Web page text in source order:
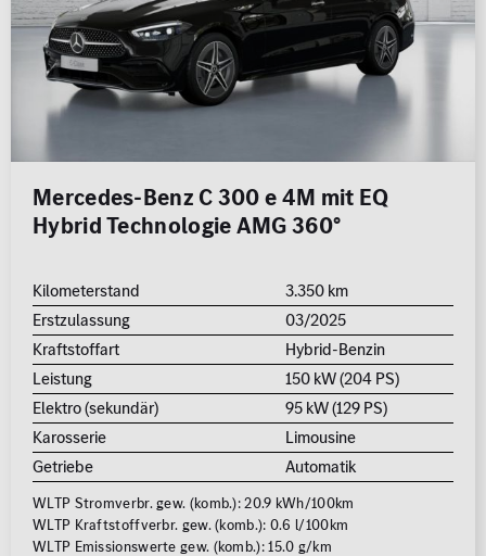
Mercedes-Benz C 300 e 4M mit EQ
Hybrid Technologie AMG 360°
Kilometerstand
3.350 km
Erstzulassung
03/2025
Kraftstoffart
Hybrid-Benzin
Leistung
150 kW (204 PS)
Elektro (sekundär)
95 kW (129 PS)
Karosserie
Limousine
Getriebe
Automatik
WLTP Stromverbr. gew. (komb.): 20.9 kWh/100km
WLTP Kraftstoffverbr. gew. (komb.): 0.6 l/100km
WLTP Emissionswerte gew. (komb.): 15.0 g/km